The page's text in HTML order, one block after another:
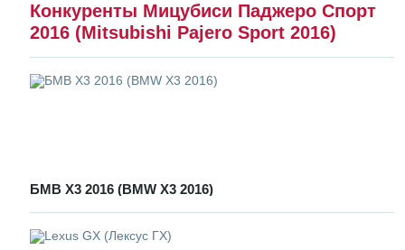
Конкуренты Мицубиси Паджеро Спорт
2016 (Mitsubishi Pajero Sport 2016)
БМВ Х3 2016 (BMW X3 2016)